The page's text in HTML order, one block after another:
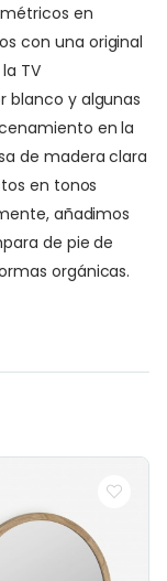
en
con una original
TV
blanco y algunas
en la
de madera clara
en tonos
añadimos
de pie de
orgánicas.